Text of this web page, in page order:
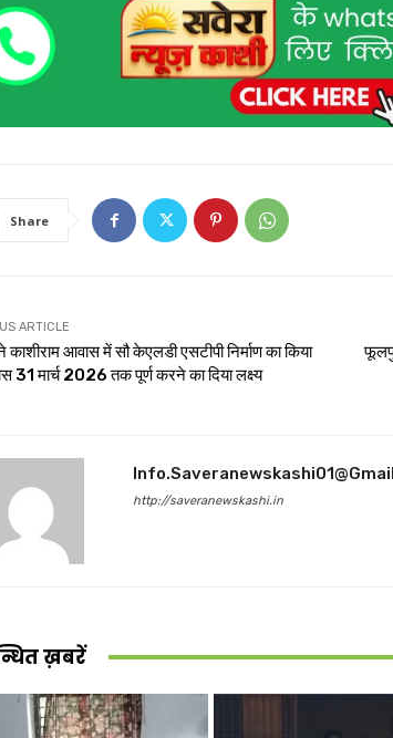
Share
ARTICLE
काशीराम आवास में सौ केएलडी एसटीपी निर्माण का किया
31 मार्च 2026 तक पूर्ण करने का दिया लक्ष्य
http://saveranewskashi.in
ख़बरें